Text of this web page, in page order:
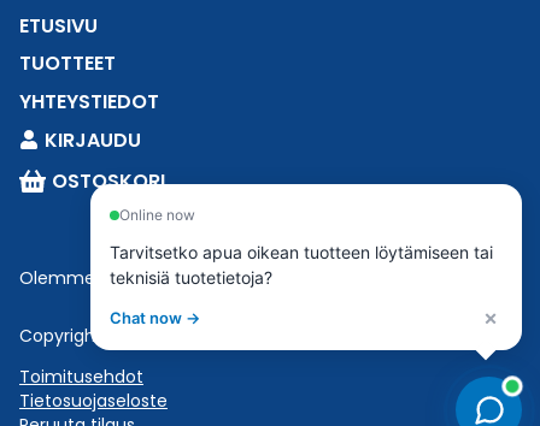
ETUSIVU
TUOTTEET
YHTEYSTIEDOT
KIRJAUDU
OSTOSKORI
Olemme osaEsbeconia.
Copyright © 2023 Esbecon | All Rights Reserved
Toimitusehdot
Tietosuojaseloste
Online now
Tarvitsetko apua oikean tuotteen löytämiseen tai
teknisiä tuotetietoja?
Chat now → ×